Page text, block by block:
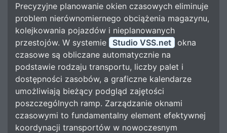
Precyzyjne planowanie okien czasowych eliminuje
problem nierównomiernego obciążenia magazynu,
kolejkowania pojazdów i nieplanowanych
przestojów. W systemie
Studio VSS.net okna
czasowe są obliczane automatycznie na
podstawie rodzaju transportu, liczby palet i
dostępności zasobów, a graficzne kalendarze
umożliwiają bieżący podgląd zajętości
poszczególnych ramp. Zarządzanie oknami
czasowymi to fundamentalny element efektywnej
koordynacji transportów w nowoczesnym